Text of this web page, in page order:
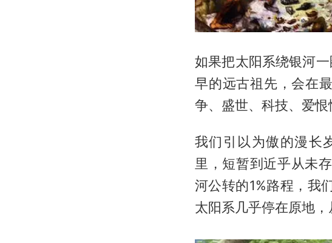
如果把太阳系绕银河
早的远古祖先，会在
争、盛世、科技、爱恨
我们引以为傲的漫长
里，短暂到近乎从未
河公转的1%路程，我
太阳系几乎停在原地，